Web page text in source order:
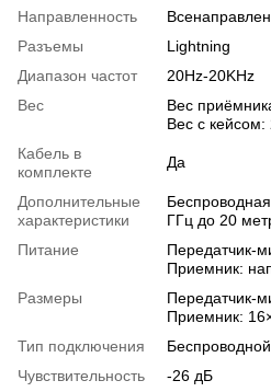
Направленность
Разъемы
Lightning
Диапазон частот
20Hz-20KHz
Вес
Вес
Вес с кейсом:
Кабель в
комплекте
Да
Дополнительные
характеристики
ГГц до 20
Питание
Передатчик-
Приемник:
Размеры
Передатчик-
Приемник:
Тип подключения
Беспроводной
Чувствительность
-26 дБ